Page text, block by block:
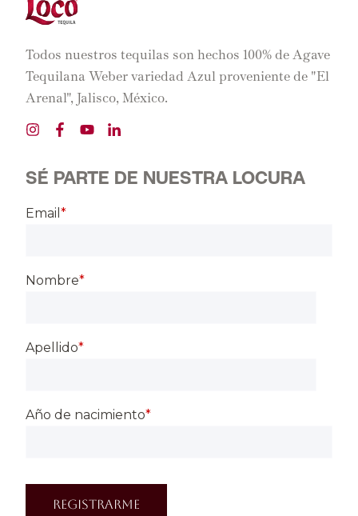
Todos nuestros tequilas son hechos 100% de Agave
Tequilana Weber variedad Azul proveniente de "El
Arenal", Jalisco, México.
SÉ PARTE DE NUESTRA LOCURA
Email*
Nombre*
Apellido*
Año de nacimiento*